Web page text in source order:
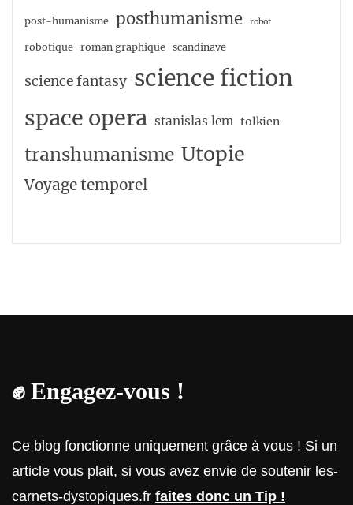
post-humanisme posthumanisme robot
robotique roman graphique scandinave
science fantasy science fiction
space opera stanislas lem tolkien
transhumanisme Utopie
Voyage temporel
✊Engagez-vous !
Ce blog fonctionne uniquement grâce à vous ! Si un
article vous plait, si vous avez envie de soutenir les-
carnets-dystopiques.fr faites donc un Tip !